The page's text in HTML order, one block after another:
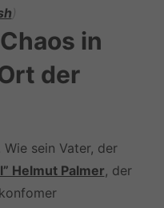
in
der
Wie sein Vater, der
Helmut Palmer, der